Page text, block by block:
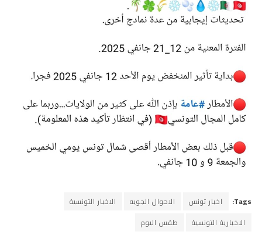
Tags: اخبار تونس الاحوال الجويه
الاخبار التونسية
الاخبارية التونسية
طقس اليوم